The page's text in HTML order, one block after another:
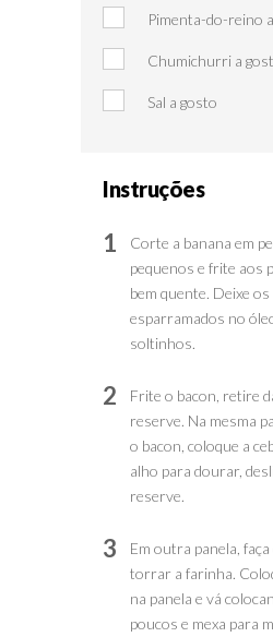
Pimenta-do-reino
Chumichurri a
Sal a gosto
Instruções
1
Corte a banana em
pequenos e frite aos
bem quente. Deixe
esparramados no
soltinhos.
2
Frite o bacon, retire
reserve. Na mesma
o bacon, coloque a
alho para dourar,
reserve.
3
Em outra panela,
torrar a farinha.
na panela e vá
poucos e mexa para